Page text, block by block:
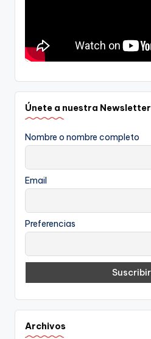
Únete a nuestra Newsletter
Nombre o nombre completo
Email
Preferencias
Archivos